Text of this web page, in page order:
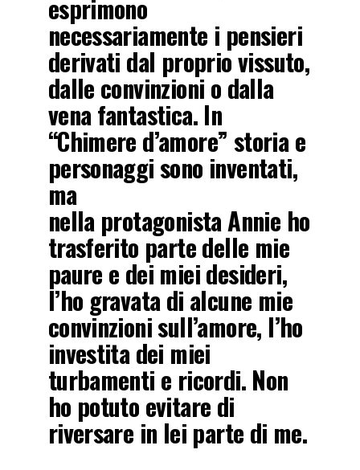
esprimono
necessariamente i pensieri
derivati dal proprio vissuto,
dalle convinzioni o dalla
vena fantastica. In
“Chimere d’amore” storia e
personaggi sono inventati,
ma
nella protagonista Annie ho
trasferito parte delle mie
paure e dei miei desideri,
l’ho gravata di alcune mie
convinzioni sull’amore, l’ho
investita dei miei
turbamenti e ricordi. Non
ho potuto evitare di
riversare in lei parte di me.